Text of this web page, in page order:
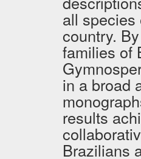
all species
country.
families of
in a broad
results
Brazilians